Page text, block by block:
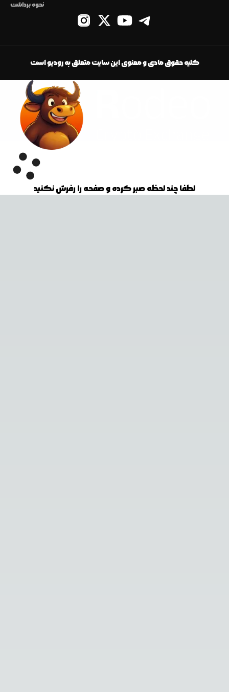
نحوه برداشت
کلیه حقوق مادی و معنوی این سایت متعلق به رودیو است
لطفا چند لحظه صبر کرده و صفحه را رفرش نکنید